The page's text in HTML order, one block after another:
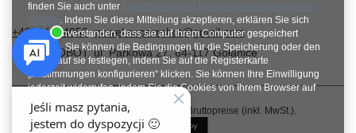
+48784454053 pawel.superrobot@gmail.com
SUPERROBOT,ul. Parkowa 27,64-117Gołanice
Im Shop präsentieren wir die Bruttopreise (inkl. MwSt.).
finden Sie auch unter Datenschutz und Nutzungsbedingungen von
Google. Indem Sie diese Mitteilung akzeptieren, erklären Sie sich
damit einverstanden, dass sie auf Ihrem Computer gespeichert
werden. Sie können die Bedingungen für die Speicherung oder den
Zugriff auf sie festlegen, indem Sie auf die Registerkarte
„Zustimmungen konfigurieren“ klicken. Sie können Ihre Einwilligung
jederzeit widerrufen, indem Sie die Cookies von Ihrem Browser auf
dem jeweiligen Endgerät löschen.
Schließen